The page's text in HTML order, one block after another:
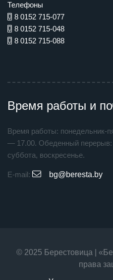
Телефоны
8 0152 715-077
8 0152 715-048
8 0152 715-088
Время работы и
Время работы: понедельник-
— 17.00. Обеденный
суббота, воскресенье.
E-mail: bg@beresta.by
© 2025 Берестовица |
права